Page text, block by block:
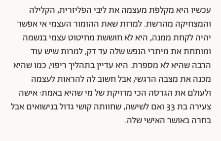
עכשיו היא מקלפת מעצמה את ליבי הפליזרית, הקלילה
והמצחיקה מהרשת. למרות שאת ההומור העצמי אי אפשר
יהיה לקחת ממנה, היא לא חוששת מחיטוט עצמי בנשמה
ומותחת את מיתרי הנפש שלה עד דק, למרות שיש עוד
הרבה שהיא לא מספרת. היא עדיין בתהליך ריפוי, כמו שהיא
מכנה את מצבה הרגשי, אבל חשוב לה להראות לעצמה
ולעולם את הגרסה הכי מדויקת של מי שהיא באמת: אישה
צעירה בת 33 ואם לשישה, שחוותה קושי גדול בנישואים אבל
בחרה באושר האישי שלה.